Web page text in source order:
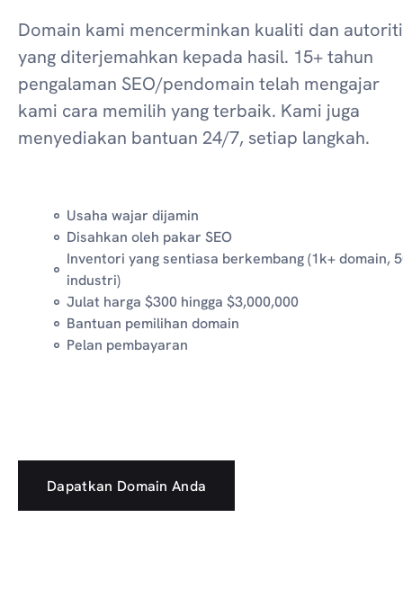
Domain kami mencerminkan kualiti dan
yang diterjemahkan kepada hasil. 15+ tahun
pengalaman SEO/pendomain telah mengajar
kami cara memilih yang terbaik. Kami juga
menyediakan bantuan 24/7, setiap langkah.
Usaha wajar dijamin
Disahkan oleh pakar SEO
Inventori yang sentiasa berkembang (1k+ domain,
industri)
Julat harga $300 hingga $3,000,000
Bantuan pemilihan domain
Pelan pembayaran
Dapatkan Domain Anda